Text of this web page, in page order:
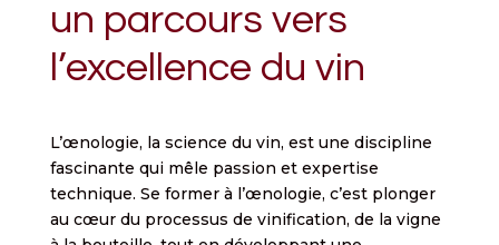
un parcours vers
l’excellence du vin
L’œnologie, la science du vin, est une discipline
fascinante qui mêle passion et expertise
technique. Se former à l’œnologie, c’est plonger
au cœur du processus de vinification, de la vigne